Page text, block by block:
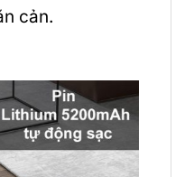
cản.